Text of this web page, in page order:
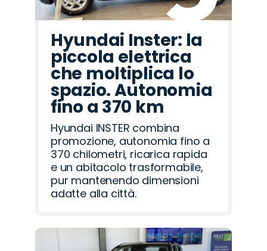
Hyundai Inster: la
piccola elettrica
che moltiplica lo
spazio. Autonomia
fino a 370 km
Hyundai INSTER combina
promozione, autonomia fino a
370 chilometri, ricarica rapida
e un abitacolo trasformabile,
pur mantenendo dimensioni
adatte alla città.